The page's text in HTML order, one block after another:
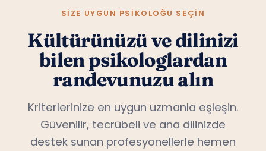
SIZE UYGUN PSIKOLOĞU SEÇIN
Kültürünüzü ve dilinizi
bilen psikologlardan
randevunuzu alın
Kriterlerinize en uygun uzmanla eşleşin.
Güvenilir, tecrübeli ve ana dilinizde
destek sunan profesyonellerle hemen